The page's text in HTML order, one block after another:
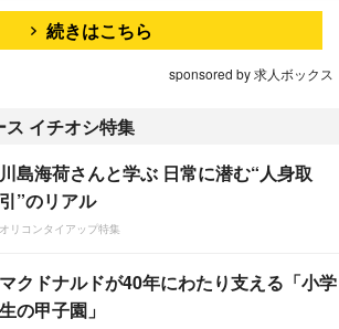
続きはこちら
sponsored by 求人ボックス
イチオシ特集
川島海荷さんと学ぶ 日常に潜む“人身取
引”のリアル
オリコンタイアップ特集
マクドナルドが40年にわたり支える「小学
生の甲子園」